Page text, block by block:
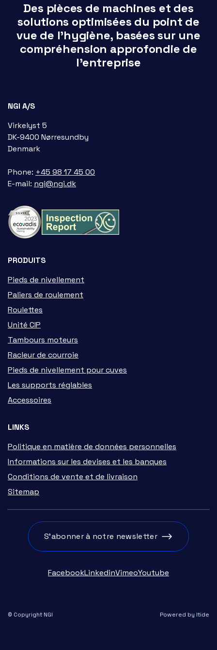
Des pièces de machines et des
solutions optimisées du point de
vue de l’hygiène, basées sur une
compréhension approfondie de
l’entreprise
NGI A/S
Virkelyst 5
DK-9400 Nørresundby
Denmark
Phone: +45 98 17 45 00
E-mail: ngi@ngi.dk
PRODUITS
Pieds de nivellement
Paliers de roulement
Roulettes
Unité CIP
Tambours moteurs
Racleur de courroie
Pieds de nivellement pour cuves
Les supports réglables
Accessoires
LINKS
Politique en matière de données personnelles
Informations sur les devises et les banques
Conditions de vente et de livraison
Sitemap
S'abonner à notre newsletter
FacebookLinkedinVimeoYoutube
© Copyright NGI Powered by Itide